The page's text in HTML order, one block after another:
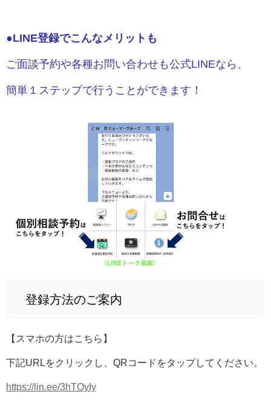
●LINE登録でこんなメリットも
ご面談予約や各種お問い合わせも公式LINEなら、
簡単１ステップで行うことができます！
登録方法のご案内
【スマホの方はこちら】
下記URLをクリックし、QRコードをタップしてください。
https://lin.ee/3hTOyIy